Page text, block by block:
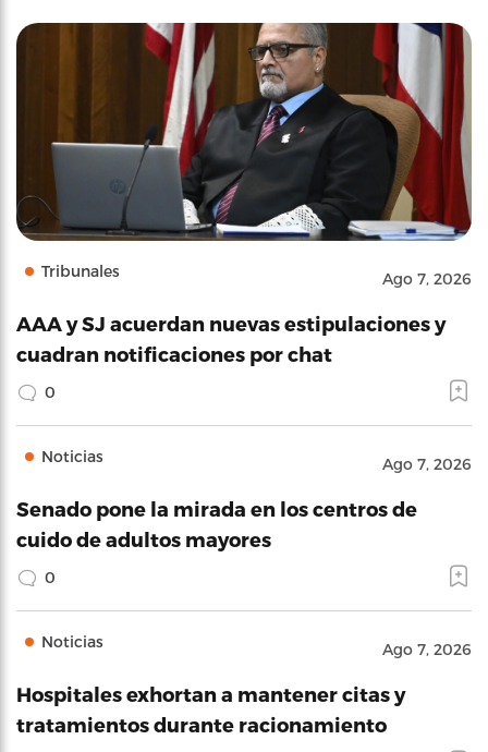
Tribunales Ago 7, 2026
AAA y SJ acuerdan nuevas estipulaciones y
cuadran notificaciones por chat
0
Noticias Ago 7, 2026
Senado pone la mirada en los centros de
cuido de adultos mayores
0
Noticias Ago 7, 2026
Hospitales exhortan a mantener citas y
tratamientos durante racionamiento